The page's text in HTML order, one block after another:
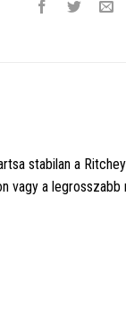
stabilan a
a legrosszabb